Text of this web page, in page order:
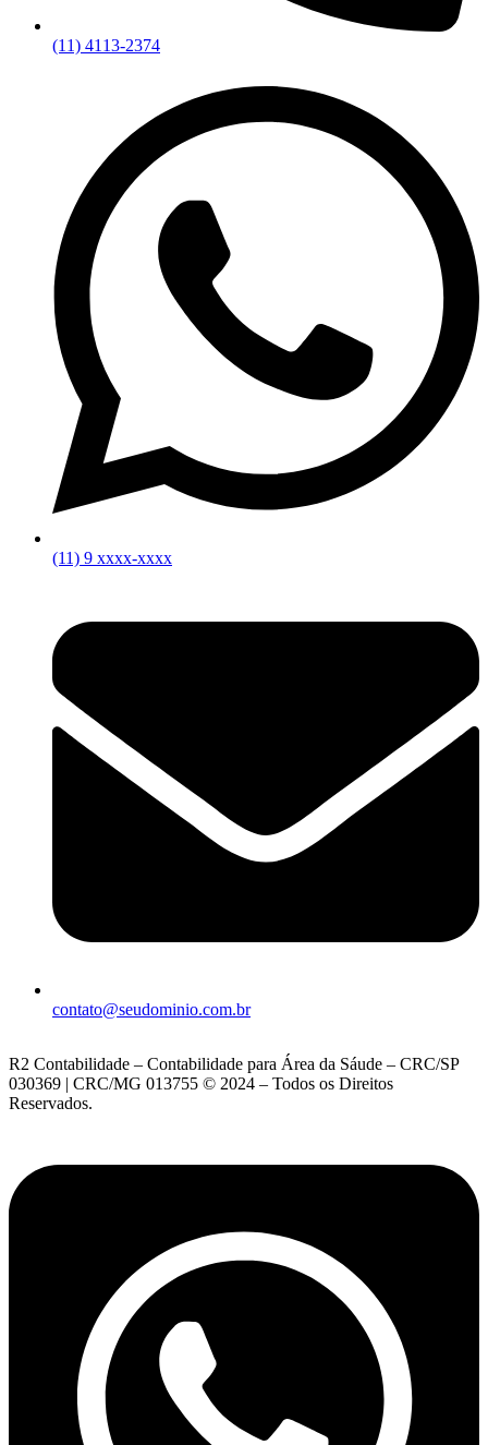
(11) 4113-2374
(11) 9 xxxx-xxxx
contato@seudominio.com.br
R2 Contabilidade – Contabilidade para Área da Sáude – CRC/SP
030369 | CRC/MG 013755 © 2024 – Todos os Direitos
Reservados.